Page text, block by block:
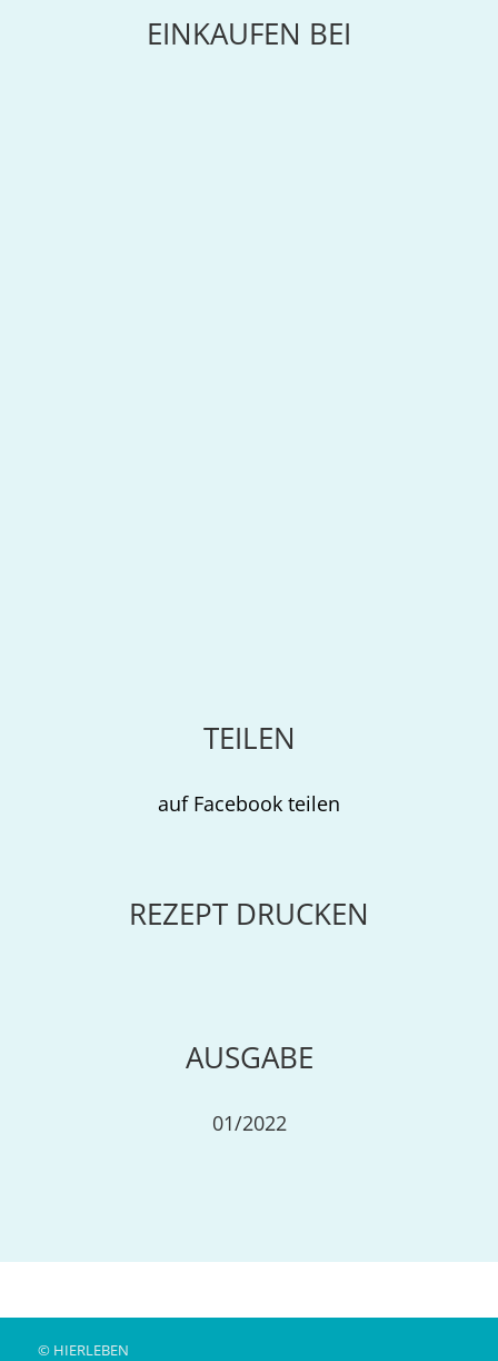
EINKAUFEN BEI
TEILEN
auf Facebook teilen
REZEPT DRUCKEN
AUSGABE
01/2022
© HIERLEBEN